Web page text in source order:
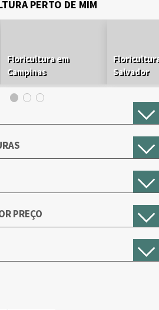
PERTO DE MIM
Floricultura em
Campinas
Salvador
PREÇO